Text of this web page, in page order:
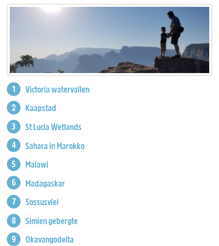
Victoria watervallen
Kaapstad
St Lucia Wetlands
Sahara in Marokko
Malawi
Madagaskar
Sossusvlei
Simien gebergte
Okavangodelta